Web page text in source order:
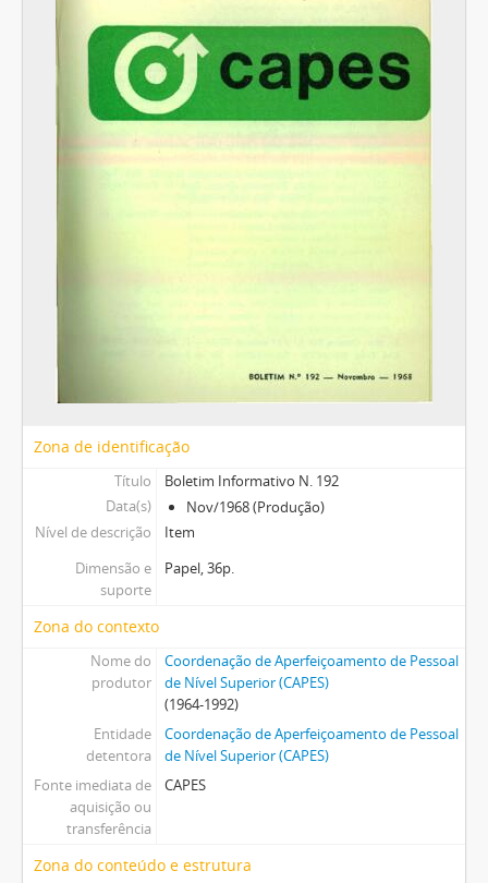
Zona de identificação
Título
Boletim Informativo N. 192
Data(s)
Nov/1968 (Produção)
Nível de descrição
Item
Dimensão e
suporte
Papel, 36p.
Zona do contexto
Nome do
produtor
Coordenação de Aperfeiçoamento de Pessoal
de Nível Superior (CAPES)
(1964-1992)
Entidade
detentora
Coordenação de Aperfeiçoamento de Pessoal
de Nível Superior (CAPES)
Fonte imediata de
aquisição ou
transferência
CAPES
Zona do conteúdo e estrutura